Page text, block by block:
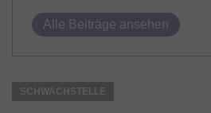
Alle Beiträge ansehen
SCHWACHSTELLE